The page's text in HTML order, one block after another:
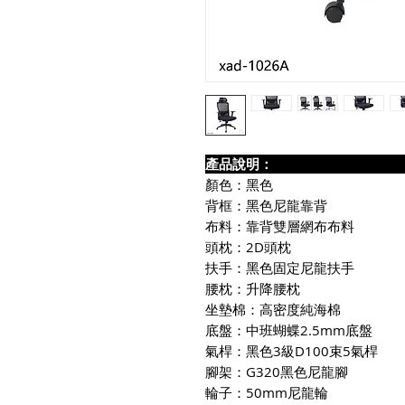
產品說
顏色：黑色
背框：黑色尼龍靠背
布料：靠背雙層網布布料
頭枕：2D頭枕
扶手：黑色固定尼龍扶手
腰枕：升降腰枕
坐墊棉：高密度純海棉
底盤：中班蝴蝶2.5mm底盤
氣桿：黑色3級D100束5氣桿
腳架：G320黑色尼龍腳
輪子：50mm尼龍輪